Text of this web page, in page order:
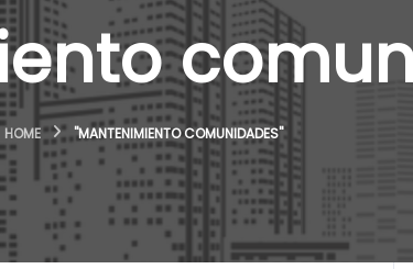
HOME "MANTENIMIENTO COMUNIDADES"